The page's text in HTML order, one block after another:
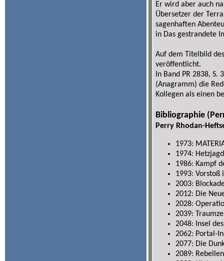
Er wird aber auch
Übersetzer der
sagenhaften
in Das gestrandete
Auf dem Titelbild
veröffentlicht.
In Band PR 2838,
(Anagramm) die
Kollegen als einen
Bibliographie
Perry Rhodan-
1973:
1974:
1986: Kampf
1993: Vorstoß
2003:
2012: Die
2028:
2039:
2048: Insel
2062: Portal-
2077: Die
2089: